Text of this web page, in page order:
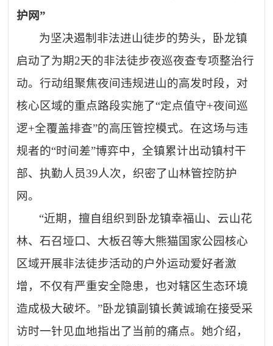
护网”
为坚决遏制非法进山徒步的势头，卧龙镇
启动了为期2天的非法徒步夜巡夜查专项整治行
动。行动组聚焦夜间违规进山的高发时段，对
核心区域的重点路段实施了“定点值守+夜间巡
逻+全覆盖排查”的高压管控模式。在这场与违
规者的“时间差”博弈中，全镇累计出动镇村干
部、执勤人员39人次，织密了山林管控防护
网。
“近期，擅自组织到卧龙镇幸福山、云山花
林、石召垭口、大板召等大熊猫国家公园核心
区域开展非法徒步活动的户外运动爱好者激
增，不仅有严重安全隐患，也对辖区生态环境
造成极大破坏。”卧龙镇副镇长黄诚瑜在接受采
访时一针见血地指出了当前的痛点。她介绍，